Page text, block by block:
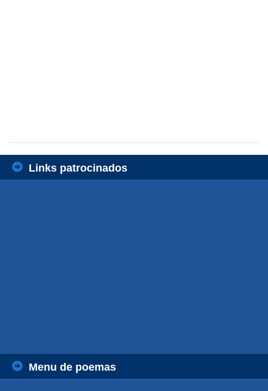
Links patrocinados
Menu de poemas